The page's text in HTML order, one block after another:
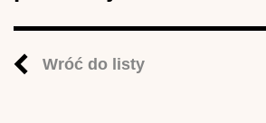
Wróć do listy